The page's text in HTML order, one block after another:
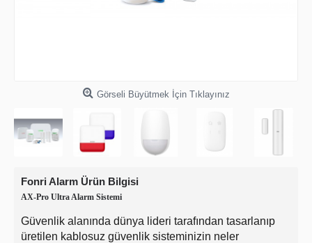
Görseli Büyütmek İçin Tıklayınız
Fonri Alarm Ürün Bilgisi
AX-Pro Ultra Alarm Sistemi
Güvenlik alanında dünya lideri tarafından tasarlanıp
üretilen kablosuz güvenlik sisteminizin neler